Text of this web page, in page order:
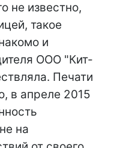
не известно,
такое
и
ООО "Кит-
Печати
в апреле 2015
на